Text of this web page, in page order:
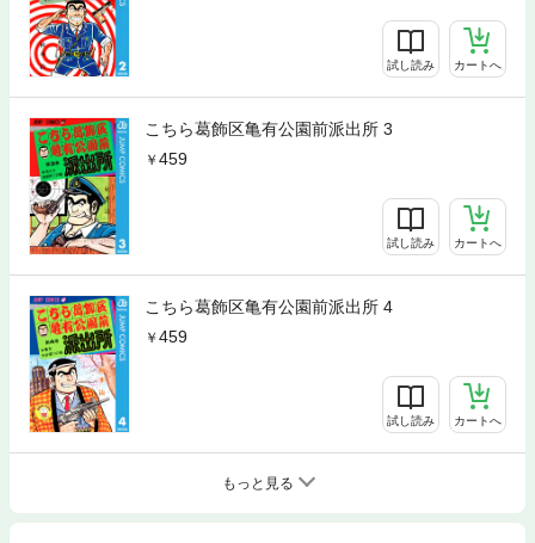
試し読み カートへ
こちら葛飾区亀有公園前派出所 3
459
試し読み カートへ
こちら葛飾区亀有公園前派出所 4
459
試し読み カートへ
もっと見る